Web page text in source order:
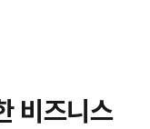
비즈니스